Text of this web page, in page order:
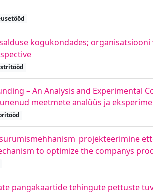
kogukondades;
– An Analysis and Experimental
meetmete analüüs ja
projekteerimine
to optimize the companys
pangakaartide tehingute pettuste